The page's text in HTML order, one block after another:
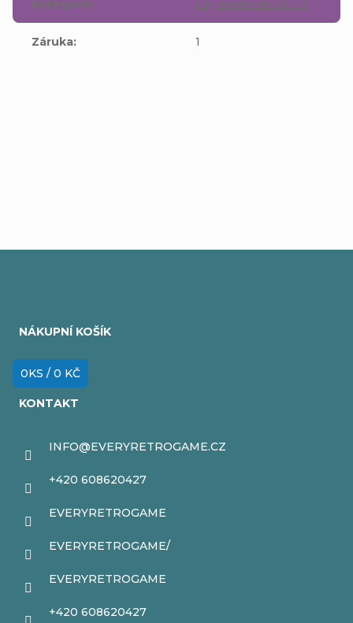
Kategorie: Hry Nintendo Wii U
Záruka: 1
NÁKUPNÍ KOŠÍK
0KS / 0 KČ
KONTAKT
INFO@EVERYRETROGAME.CZ
+420 608620427
EVERYRETROGAME
EVERYRETROGAME/
EVERYRETROGAME
+420 608620427